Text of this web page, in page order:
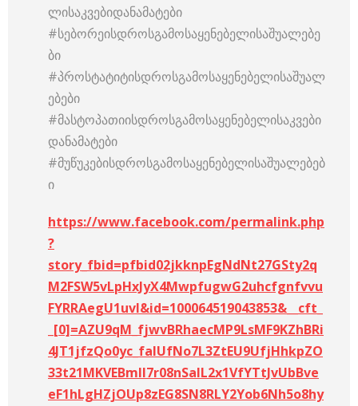
ლისაკვებიდანამატები
#სებორეისდროსგამოსაყენებელისაშუალებე
ბი
#პროსტატიტისდროსგამოსაყენებელისაშუალ
ებები
#მასტოპათიისდროსგამოსაყენებელისაკვები
დანამატები
#მუწუკებისდროსგამოსაყენებელისაშუალებებ
ი
https://www.facebook.com/permalink.php
?
story_fbid=pfbid02jkknpEgNdNt27GSty2q
M2FSW5vLpHxJyX4MwpfugwG2uhcfgnfvvu
FYRRAegU1uvl&id=100064519043853&__cft_
_[0]=AZU9qM_fjwvBRhaecMP9LsMF9KZhBRi
4JT1jfzQo0yc_faIUfNo7L3ZtEU9UfjHhkpZO
33t21MKVEBmlI7r08nSalL2x1VfYTtJvUbBve
eF1hLgHZjOUp8zEG8SN8RLY2Yob6Nh5o8hy